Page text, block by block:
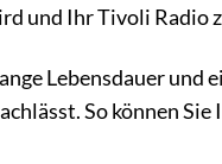
und Ihr Tivoli
Lebensdauer und
So können